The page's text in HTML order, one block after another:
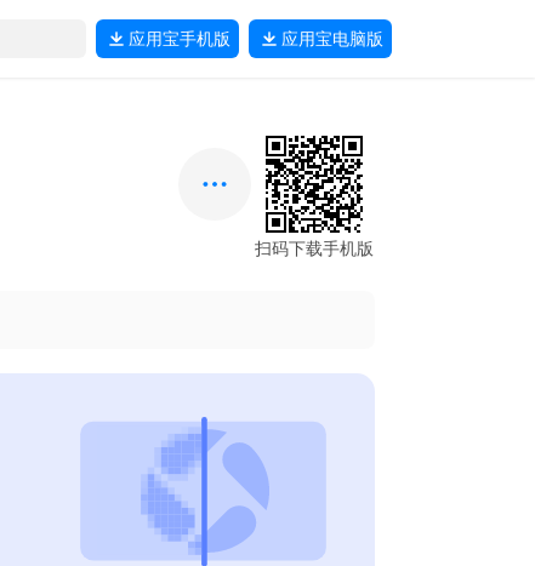
应用宝手机版 应用宝电脑版
扫码下载手机版